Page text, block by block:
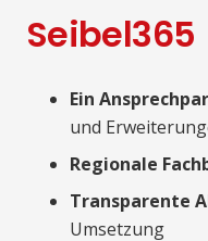
Seibel365
Ein
und
Regionale
Transparente
Umsetzung